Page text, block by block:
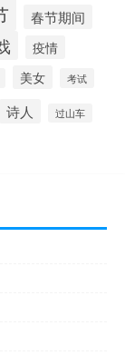
春节期间
疫情
美女 考试
诗人 过山车